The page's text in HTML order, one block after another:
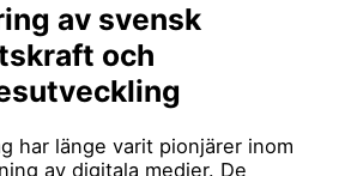
av svensk
och
har länge varit pionjärer inom
av digitala medier. De